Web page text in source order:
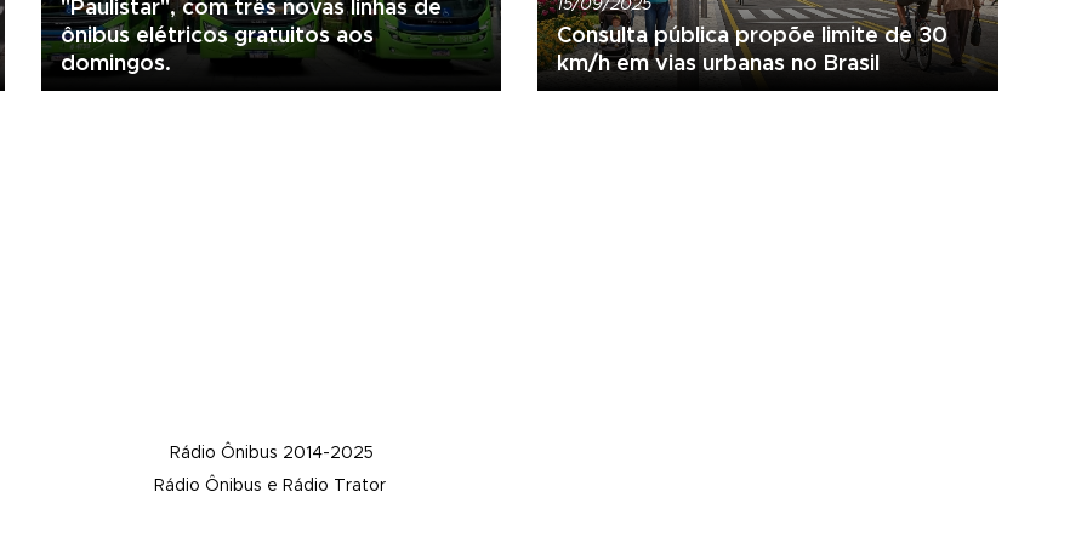
"Paulistar", com três novas linhas de
ônibus elétricos gratuitos aos
domingos.
Consulta pública propõe limite de 30
km/h em vias urbanas no Brasil
Rádio Ônibus 2014-2025
Rádio Ônibus e Rádio Trator